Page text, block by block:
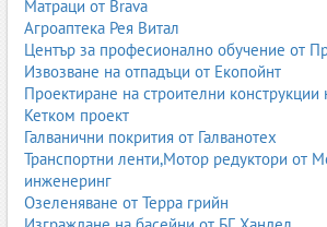
Стендове за реглаж
Тестери за амортисьори;
Платформи за измерване;
Инструменти за шарнири,
Реглажът е една от най-търсените услуги в
1.10. Оборудване за каросерия и боя
Каросерийните сервизи използват:
Матраци от Brava
Агроаптека Рея Витал
Център за професионално обучение от
Извозване на отпадъци от Екопойнт
Проектиране на строителни конструкции
Кетком проект
Галванични покрития от Галванотех
Транспортни ленти,Мотор редуктори от
инженеринг
Озеленяване от Терра грийн